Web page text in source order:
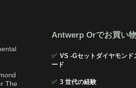
The
Antwerp Orでお買い
✅ VS -Gセットダイヤモンド
ード
✅ 3 世代の経験